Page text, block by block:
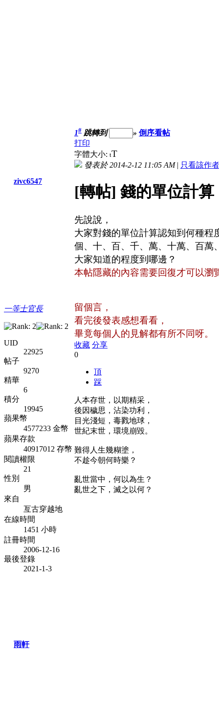
zivc6547
一等士官長
UID
22925
帖子
9270
精華
6
積分
19945
蘋果幣
4577233 金幣
蘋果存款
40917012 存幣
閱讀權限
21
性別
男
來自
亙古穿越地
在線時間
1451 小時
註冊時間
2006-12-16
最後登錄
2021-1-3
1# 跳轉到 » 倒序看帖
打印
字體大小: tT
發表於 2014-2-12 11:05 AM| 只看該作者
[轉帖] 錢的單位計算
先說說，
大家對錢的單位計算認知到何種程
個、十、百、千、萬、十萬、百萬
大家知道的程度到哪邊？
本帖隱藏的內容需要回復才可以瀏
留個言，
看完後發表感想看看，
畢竟每個人的見解都有所不同呀。
收藏 分享
0
頂
踩
人本存世，以期精采，
後因穢思，沾染功利，
目光淺短，毒戮地球，
世紀末世，環境崩毀。
難得人生幾糊塗，
不趁今朝何時樂？
亂世當中，何以為生？
亂世之下，滅之以何？
雨軒